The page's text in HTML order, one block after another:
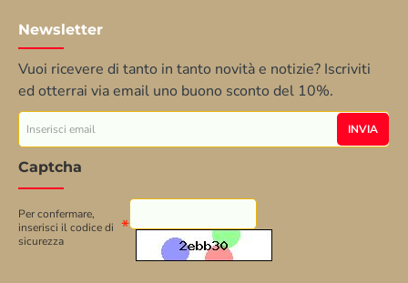
Newsletter
Vuoi ricevere di tanto in tanto novità e notizie? Iscriviti
ed otterrai via email uno buono sconto del 10%.
Inserisci
email
INVIA
Captcha
Per confermare,
inserisci il codice di
sicurezza